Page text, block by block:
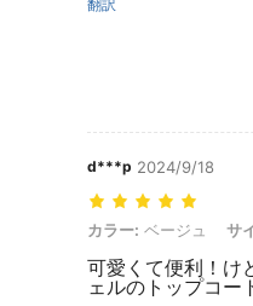
翻訳
d***p 2024/9/18
カラー: ベージュ, サイ
カラー: ベージュ サ
可愛くて便利！け
ェルのトップコー